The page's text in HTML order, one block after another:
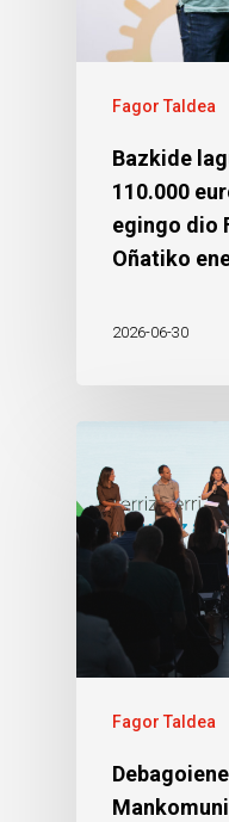
Fagor Taldea
Bazkide
110.000
egingo dio
Oñatiko
2026-06-30
Fagor Taldea